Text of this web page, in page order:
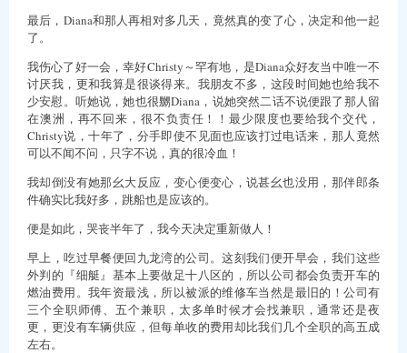
最后，Diana和那人再相对多几天，竟然真的变了心，决定和他一起
了。
我伤心了好一会，幸好Christy～罕有地，是Diana众好友当中唯一不
讨厌我，更和我算是很谈得来。我朋友不多，这段时间她也给我不
少安慰。听她说，她也很嬲Diana，说她突然二话不说便跟了那人留
在澳洲，再不回来，很不负责任！！最少限度也要给我个交代，
Christy说，十年了，分手即使不见面也应该打过电话来，那人竟然
可以不闻不问，只字不说，真的很冷血！
我却倒没有她那幺大反应，变心便变心，说甚幺也没用，那伴郎条
件确实比我好多，跳船也是应该的。
便是如此，哭丧半年了，我今天决定重新做人！
早上，吃过早餐便回九龙湾的公司。这刻我们便开早会，我们这些
外判的『细艇』基本上要做足十八区的，所以公司都会负责开车的
燃油费用。我年资最浅，所以被派的维修车当然是最旧的！公司有
三个全职师傅、五个兼职，太多单时候才会找兼职，通常还是夜
更，更没有车辆供应，但每单收的费用却比我们几个全职的高五成
左右。